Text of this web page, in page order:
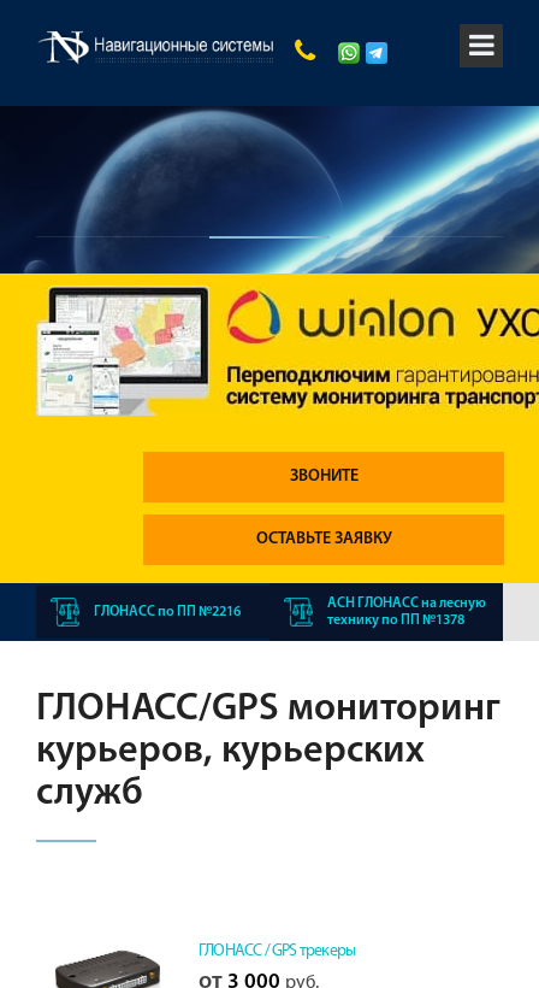
ЗВОНИТЕ
ОСТАВЬТЕ ЗАЯВКУ
ГЛОНАСС по ПП №2216
АСН ГЛОНАСС на лесную
технику по ПП №1378
ГЛОНАСС/GPS мониторинг
курьеров, курьерских
служб
ГЛОНАСС / GPS трекеры
от 3 000 руб.